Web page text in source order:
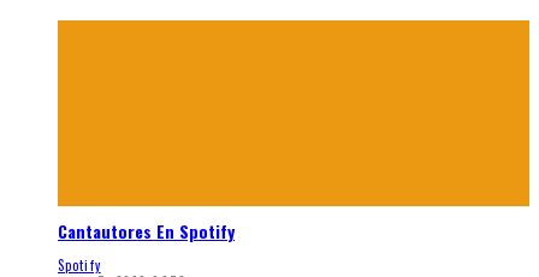
Cantautores En Spotify
Spotify